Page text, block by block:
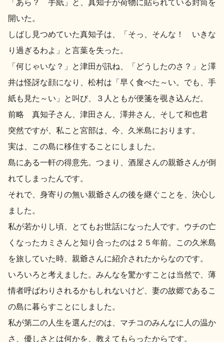
「あら？ 手紙」と、真知子が荷物に貼られている封筒を
開いた。
しばし見つめていた真知子は、「そっ、そんな！ いきな
り過ぎるわよ」と言葉を失った。
「何じゃいな？」と津田が訊ね、「どうしたのさ？」と澤
井は怪訝な顔になり、松村は「早く食べた～い。でも、手
紙も見た～い」と叫び、３人ともが便箋を覗き込んだ。
前略 真知子さん、津田さん、澤井さん、そして和也君
突然ですが、私こと宮部は、今、久米島におります。
実は、この島に移住することにしました。
島にある一軒の得意先。つまり、酒屋さんの親爺さんが倒
れてしまったんです。
それで、身寄りの無い親爺さんの後を継ぐことを、決心し
ました。
私が若かりし頃、とてもお世話になった人です。ウチの亡
くなったカミさんと知り合ったのは２５年前。この久米島
を旅していた時、親爺さんに紹介されたからなのです。
いろいろと考えました。みんなを驚かすことは当然で、薄
情者呼ばわりされるかもしれないけど、妻の故郷であるこ
の島に暮らすことにしました。
私が第二の人生を選んだのは、マチコのみんなに人の温か
さ、優しさとは何かを、教えてもらったからです。